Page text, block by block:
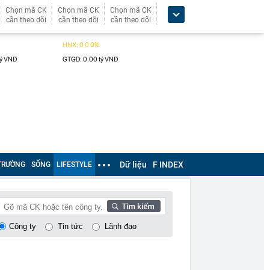
Chọn mã CK
cần theo dõi
Chọn mã CK
cần theo dõi
Chọn mã CK
cần theo dõi
SỐNG LIFESTYLE Dữ liệu F INDEX
Công ty Tin tức Lãnh đạo